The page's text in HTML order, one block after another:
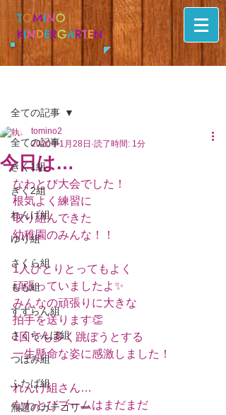
TOMINO
KINDERGARTEN
全ての記事
きく1組
きく2組
れんげ組
ゆり組
さくら組
もも組
すずらん組
さくらんぼ組
つぼみ組
ふたば組
無題のカテゴリー
全ての記事
今日は…
tomino2
2020年1月28日 読了時間: 1分
なわとび大会でした！
根気よく練習に
取り組んできた
幼稚園のみんな！！
1人ひとりとってもよく
頑張っていましたよ✨
みんなの頑張りに大きな
拍手を送ります👏
1回でも多く跳ぼうとする
一生懸命な姿に感激しました！
れんげ組さん…
なわとびブームはまだまだ